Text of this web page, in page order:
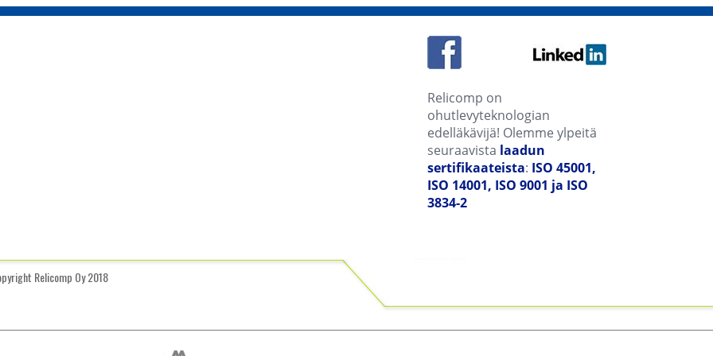
Relicomp on
ohutlevyteknologian
edelläkävijä! Olemme ylpeitä
seuraavista laadun
sertifikaateista: ISO 45001,
ISO 14001, ISO 9001 ja ISO
3834-2
Relicomp Oy 2018